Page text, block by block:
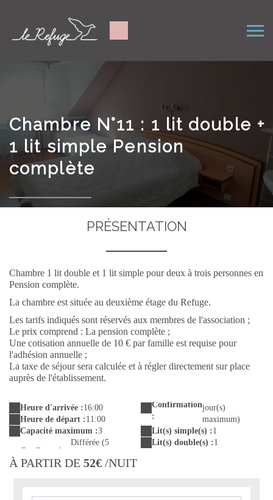
Chambre N°11 : 1 lit double +
1 lit simple Pension
complète
PRÉSENTATION
Chambre 1 lit double et 1 lit simple pour deux à trois personnes en
Pension complète.
La chambre est située au deuxième étage du Refuge.
Les tarifs indiqués sont réservés aux membres de l'association ;
Le prix comprend : La pension complète ;
Une cotisation annuelle de 10 € par famille est requise pour
l'adhésion annuelle ;
La taxe de séjour sera calculée et à régler directement sur place
auprès de l'établissement.
Heure d'arrivée :16:00
Heure de départ :11:00
Capacité maximum :3
Confirmation
:
Différée (5
jour(s)
maximum)
Lit(s) simple(s) :1
Lit(s) double(s) :1
À PARTIR DE 52€ /NUIT